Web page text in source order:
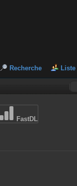
Recherche
FastDL